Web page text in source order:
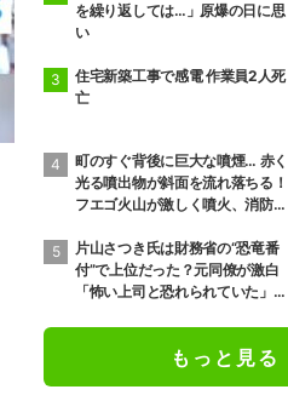
を繰り返しては…」原爆の日に思
い
住宅新築工事で感電 作業員2人死
亡
町のすぐ背後に巨大な噴煙… 赤く
光る噴出物が斜面を流れ落ちる！
フエゴ火山が激しく噴火、消防隊
に追われた緊迫の現場 グアテマラ
片山さつき氏は財務省の“恐竜番
付”で上位だった？元同僚が激白
「怖い上司と恐れられていた」
もっと見る